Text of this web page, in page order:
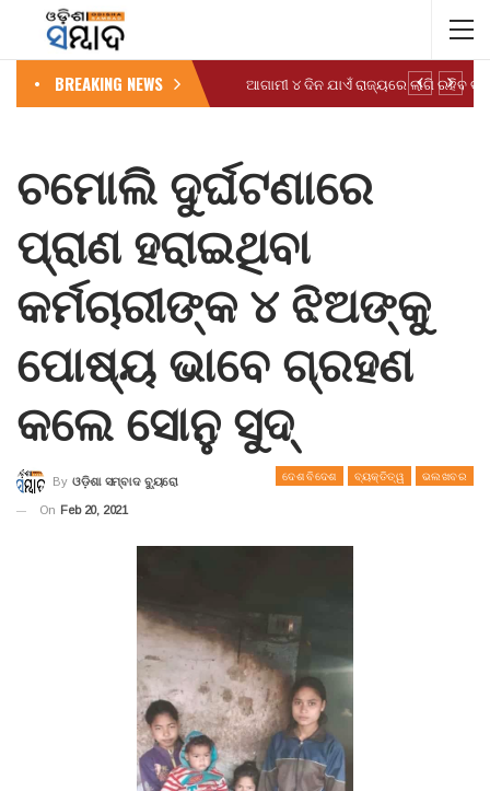
BREAKING NEWS
ଚମୋଲି ଦୁର୍ଘଟଣାରେ
ପ୍ରାଣ ହରାଇଥିବା
କର୍ମଚାରୀଙ୍କ ୪ ଝିଅଙ୍କୁ
ପୋଷ୍ୟ ଭାବେ ଗ୍ରହଣ
କଲେ ସୋନୁ ସୁଦ୍
ଦେଶ ବିଦେଶ ବ୍ୟକ୍ତିତ୍ୱ ଭଲଖବର
By ଓଡ଼ିଶା ସମ୍ବାଦ ବ୍ୟୁରୋ
On Feb 20, 2021